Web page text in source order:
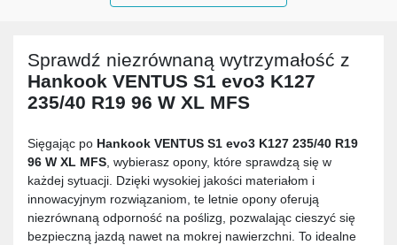
Sprawdź niezrównaną wytrzymałość z
Hankook VENTUS S1 evo3 K127
235/40 R19 96 W XL MFS
Sięgając po Hankook VENTUS S1 evo3 K127 235/40 R19
96 W XL MFS, wybierasz opony, które sprawdzą się w
każdej sytuacji. Dzięki wysokiej jakości materiałom i
innowacyjnym rozwiązaniom, te letnie opony oferują
niezrównaną odporność na poślizg, pozwalając cieszyć się
bezpieczną jazdą nawet na mokrej nawierzchni. To idealne